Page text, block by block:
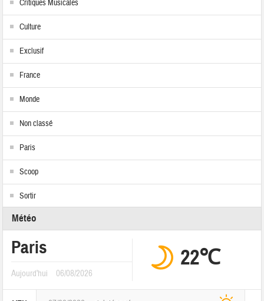
Critiques Musicales
Culture
Exclusif
France
Monde
Non classé
Paris
Scoop
Sortir
Météo
Paris
Aujourd'hui 06/08/2026
22℃